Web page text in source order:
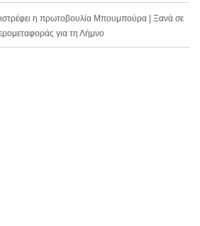
η πρωτοβουλία Μπουμπούρα | Ξανά σε
για τη Λήμνο